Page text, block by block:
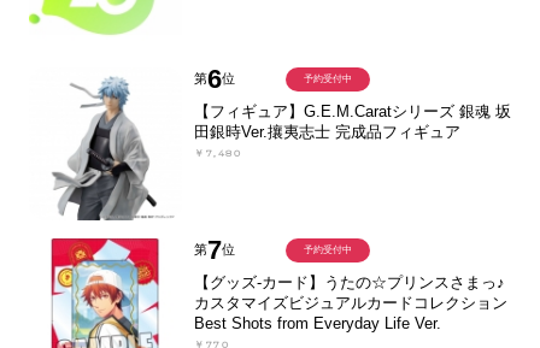
第6位
【フィギュア】G.E.M.Caratシリーズ 銀魂 坂
田銀時Ver.攘夷志士 完成品フィギュア
￥7,480
予約受付中
第7位
【グッズ-カード】うたの☆プリンスさまっ♪
カスタマイズビジュアルカードコレクション
Best Shots from Everyday Life Ver.
￥770
予約受付中